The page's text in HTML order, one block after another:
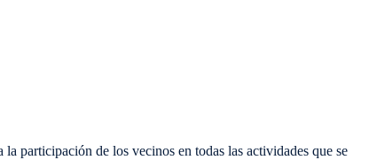
participación de los vecinos en todas las actividades que se